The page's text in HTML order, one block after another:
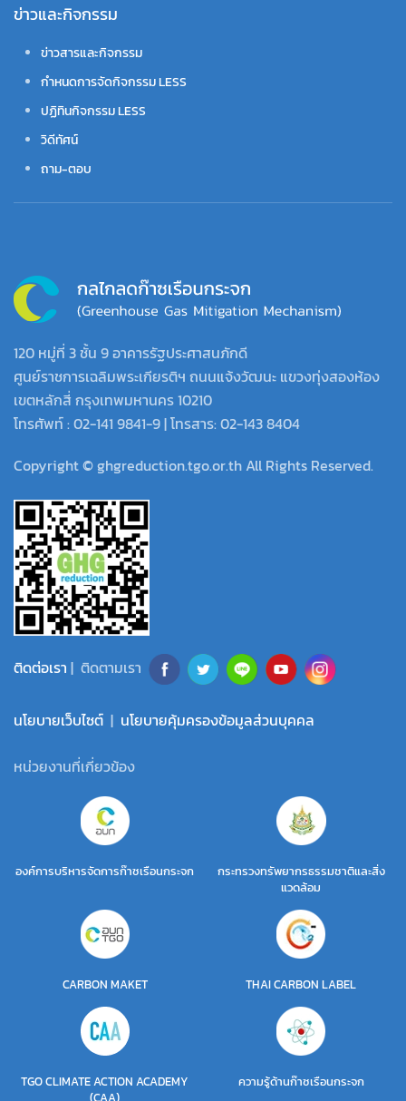
ข่าวและกิจกรรม
ข่าวสารและกิจกรรม
กำหนดการจัดกิจกรรม LESS
ปฏิทินกิจกรรม LESS
วิดีทัศน์
ถาม-ตอบ
120 หมู่ที่ 3 ชั้น 9 อาคารรัฐประศาสนภักดี
ศูนย์ราชการเฉลิมพระเกียรติฯ ถนนแจ้งวัฒนะ แขวงทุ่งสองห้อง
เขตหลักสี่ กรุงเทพมหานคร 10210
โทรศัพท์ : 02-141 9841-9 | โทรสาร: 02-143 8404
Copyright © ghgreduction.tgo.or.th All Rights Reserved.
ติดต่อเรา | ติดตามเรา
นโยบายเว็บไซต์ | นโยบายคุ้มครองข้อมูลส่วนบุคคล
หน่วยงานที่เกี่ยวข้อง
องค์การบริหารจัดการก๊าซเรือนกระจก
กระทรวงทรัพยากรธรรมชาติและสิ่ง
แวดล้อม
CARBON MAKET THAI CARBON LABEL
TGO CLIMATE ACTION ACADEMY
ความรู้ด้านก๊าซเรือนกระจก